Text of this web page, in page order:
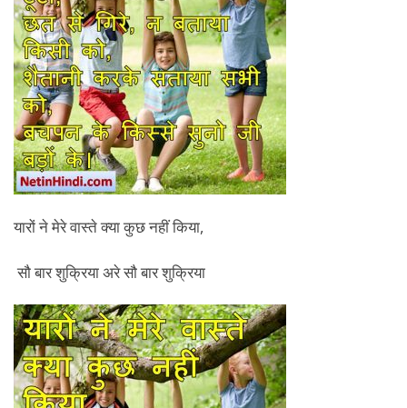
यारों ने मेरे वास्ते क्या कुछ नहीं किया,
सौ बार शुक्रिया अरे सौ बार शुक्रिया